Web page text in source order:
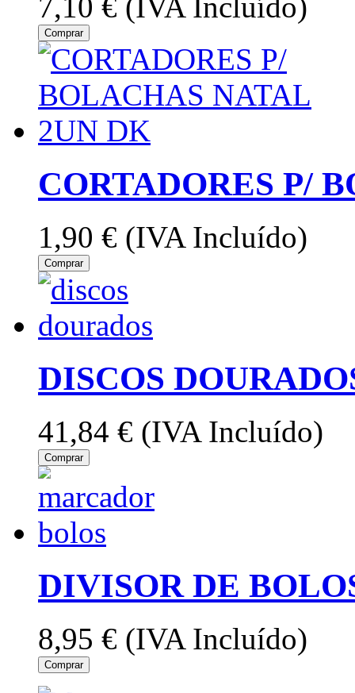
7,10 € (IVA Incluído)
Comprar
CORTADORES P/
1,90 € (IVA Incluído)
Comprar
DISCOS
41,84 € (IVA Incluído)
Comprar
DIVISOR DE
8,95 € (IVA Incluído)
Comprar